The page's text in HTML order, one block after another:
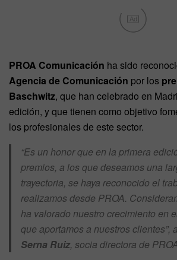
Ad
PROA Comunicación ha sido
Agencia de Comunicación por los
Baschwitz, que han celebrado en
edición, y que tienen como objetivo
los profesionales de este sector.
“Es un honor que en la primera
premios, a los que deseamos una
trayectoria, se haya reconocido el
realizamos desde PROA.
ha valorado nuestro crecimiento en
que aportamos a nuestros clientes”,
Serna Ruiz, socia directora de